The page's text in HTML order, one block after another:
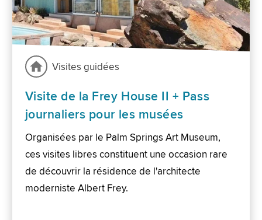
Visites guidées
Visite de la Frey House II + Pass
journaliers pour les musées
Organisées par le Palm Springs Art Museum,
ces visites libres constituent une occasion rare
de découvrir la résidence de l'architecte
moderniste Albert Frey.